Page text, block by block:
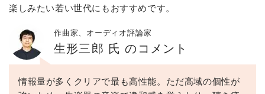
楽しみたい若い世代にもおすすめです。
作曲家、オーディオ評論家
生形三郎 氏 のコメント
情報量が多くクリアで最も高性能。ただ高域の個性が